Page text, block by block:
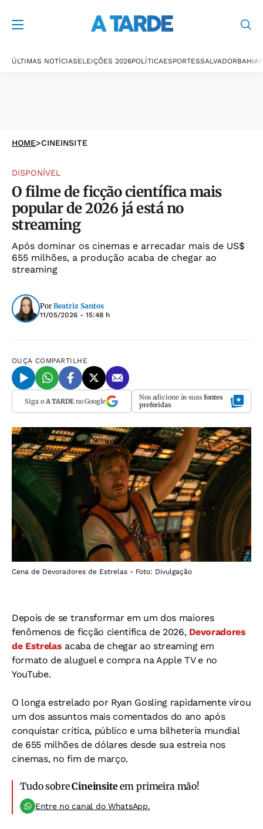
ÚLTIMAS NOTÍCIASELEIÇÕES 2026POLÍTICAESPORTESSALVADORBAHIA
HOME>CINEINSITE
DISPONÍVEL
O filme de ficção científica mais
popular de 2026 já está no
streaming
Após dominar os cinemas e arrecadar mais de US$
655 milhões, a produção acaba de chegar ao
streaming
Por Beatriz Santos
11/05/2026 - 15:48 h
OUÇA COMPARTILHE
Siga o A TARDEno Google Nos adicione às suas fontes
preferidas
Cena de Devoradores de Estrelas - Foto: Divulgação
Depois de se transformar em um dos maiores
fenômenos de ficção científica de 2026, Devoradores
de Estrelas acaba de chegar ao streaming em
formato de aluguel e compra na Apple TV e no
YouTube.
O longa estrelado por Ryan Gosling rapidamente virou
um dos assuntos mais comentados do ano após
conquistar crítica, público e uma bilheteria mundial
de 655 milhões de dólares desde sua estreia nos
cinemas, no fim de março.
Tudo sobreCineinsiteem primeira mão!
Entre no canal do WhatsApp.